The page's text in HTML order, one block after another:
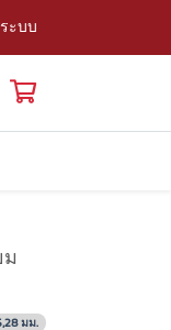
ะบบ
ม
มม.